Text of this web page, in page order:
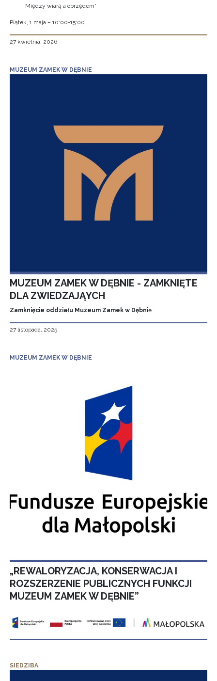
Między wiarą a obrzędem”
Piątek, 1 maja – 10:00-15:00
27 kwietnia, 2026
MUZEUM ZAMEK W DĘBNIE
MUZEUM ZAMEK W DĘBNIE - ZAMKNIĘTE
DLA ZWIEDZAJĄYCH
Zamknięcie oddziału Muzeum Zamek w Dębnie
27 listopada, 2025
MUZEUM ZAMEK W DĘBNIE
„REWALORYZACJA, KONSERWACJA I
ROZSZERZENIE PUBLICZNYCH FUNKCJI
MUZEUM ZAMEK W DĘBNIE”
SIEDZIBA